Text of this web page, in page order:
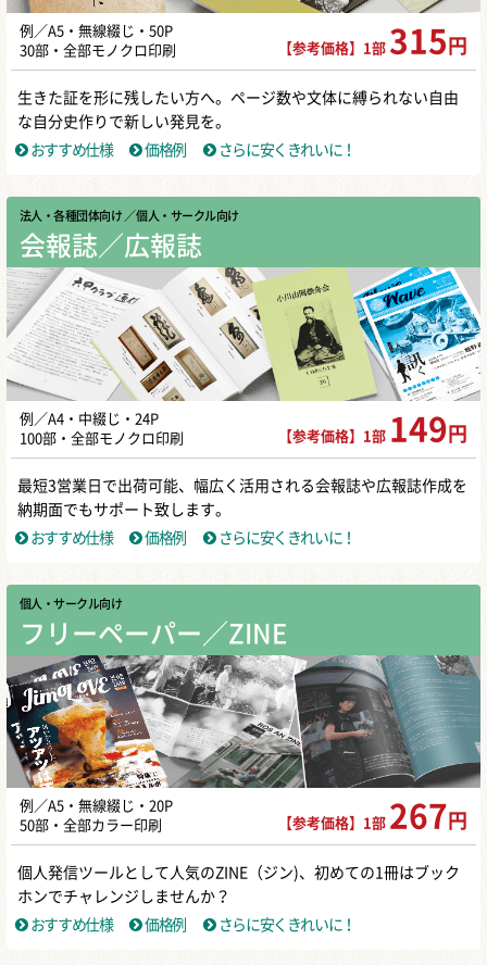
例／A5・無線綴じ・50P
30部・全部モノクロ印刷
【参考価格】1部 315 円
生きた証を形に残したい方へ。ページ数や文体に縛られない自由
な自分史作りで新しい発見を。
おすすめ仕様
価格例 さらに安くきれいに！
法人・各種団体向け ／ 個人・サークル向け
会報誌／広報誌
例／A4・中綴じ・24P
100部・全部モノクロ印刷
【参考価格】1部 149 円
最短3営業日で出荷可能、幅広く活用される会報誌や広報誌作成を
納期面でもサポート致します。
おすすめ仕様
価格例 さらに安くきれいに！
個人・サークル向け
フリーペーパー／ZINE
例／A5・無線綴じ・20P
50部・全部カラー印刷
【参考価格】1部 267 円
個人発信ツールとして人気のZINE（ジン)、初めての1冊はブック
ホンでチャレンジしませんか？
おすすめ仕様
価格例 さらに安くきれいに！